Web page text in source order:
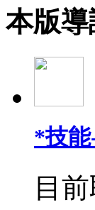
本版導
*技能
目